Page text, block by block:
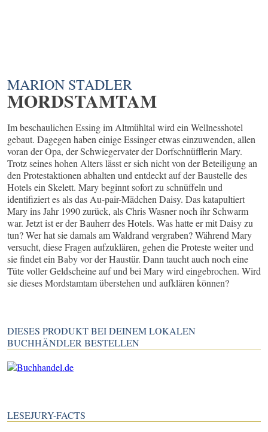
MARION STADLER
MORDSTAMTAM
Im beschaulichen Essing im Altmühltal wird ein Wellnesshotel
gebaut. Dagegen haben einige Essinger etwas einzuwenden, allen
voran der Opa, der Schwiegervater der Dorfschnüfflerin Mary.
Trotz seines hohen Alters lässt er sich nicht von der Beteiligung an
den Protestaktionen abhalten und entdeckt auf der Baustelle des
Hotels ein Skelett. Mary beginnt sofort zu schnüffeln und
identifiziert es als das Au-pair-Mädchen Daisy. Das katapultiert
Mary ins Jahr 1990 zurück, als Chris Wasner noch ihr Schwarm
war. Jetzt ist er der Bauherr des Hotels. Was hatte er mit Daisy zu
tun? Wer hat sie damals am Waldrand vergraben? Während Mary
versucht, diese Fragen aufzuklären, gehen die Proteste weiter und
sie findet ein Baby vor der Haustür. Dann taucht auch noch eine
Tüte voller Geldscheine auf und bei Mary wird eingebrochen. Wird
sie dieses Mordstamtam überstehen und aufklären können?
DIESES PRODUKT BEI DEINEM LOKALEN
BUCHHÄNDLER BESTELLEN
LESEJURY-FACTS